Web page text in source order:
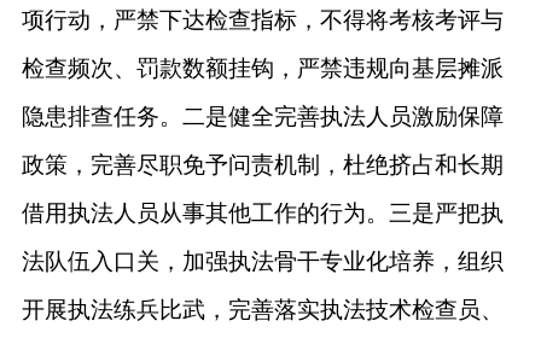
项行动，严禁下达检查指标，不得将考核考评与
检查频次、罚款数额挂钩，严禁违规向基层摊派
隐患排查任务。二是健全完善执法人员激励保障
政策，完善尽职免予问责机制，杜绝挤占和长期
借用执法人员从事其他工作的行为。三是严把执
法队伍入口关，加强执法骨干专业化培养，组织
开展执法练兵比武，完善落实执法技术检查员、